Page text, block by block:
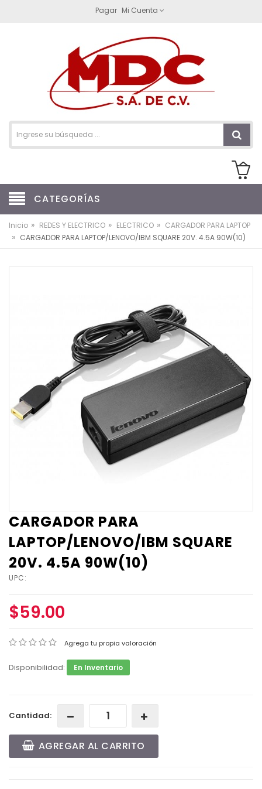
Pagar Mi Cuenta
CATEGORÍAS
Inicio » REDES Y ELECTRICO » ELECTRICO » CARGADOR PARA LAPTOP
» CARGADOR PARA LAPTOP/LENOVO/IBM SQUARE 20V. 4.5A 90W(10)
CARGADOR PARA
LAPTOP/LENOVO/IBM SQUARE
20V. 4.5A 90W(10)
UPC:
$59.00
Agrega tu propia valoración
Disponibilidad: En Inventario
Cantidad:
AGREGAR AL CARRITO